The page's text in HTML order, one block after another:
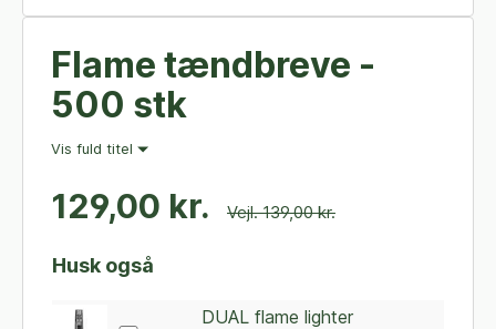
Flame tændbreve -
500 stk
Vis fuld titel
129,00 kr. Vejl. 139,00 kr.
Husk også
DUAL flame lighter